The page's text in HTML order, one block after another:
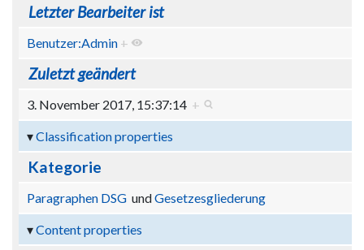
Letzter Bearbeiter ist
Benutzer:Admin +
Zuletzt geändert
3. November 2017, 15:37:14 +
Classification properties
Kategorie
Paragraphen DSGundGesetzesgliederung
Content properties